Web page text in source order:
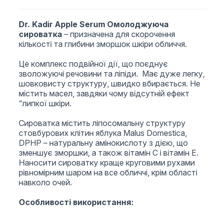
Dr. Kadir Apple Serum Омолоджуюча
сироватка – призначена для скорочення
кількості та глибини зморшок шкіри обличчя.
Це комплекс подвійної дії, що поєднує
зволожуючі речовини та ліпіди. Має дуже легку,
шовковисту структуру, швидко вбирається. Не
містить масел, завдяки чому відсутній ефект
“липкої шкіри.
Сироватка містить ліпосомальну структуру
стовбурових клітин яблука Malus Domestica,
DPHP – натуральну амінокислоту з дією, що
зменшує зморшки, а також вітамін C і вітамін Е.
Наносити сироватку краще круговими рухами
рівномірним шаром на все обличчі, крім області
навколо очей.
Особливості використання: